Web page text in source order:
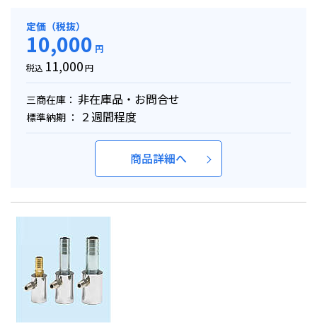
定価（税抜）
10,000 円
税込 11,000円
三商在庫： 非在庫品・お問合せ
標準納期 ： ２週間程度
商品詳細へ